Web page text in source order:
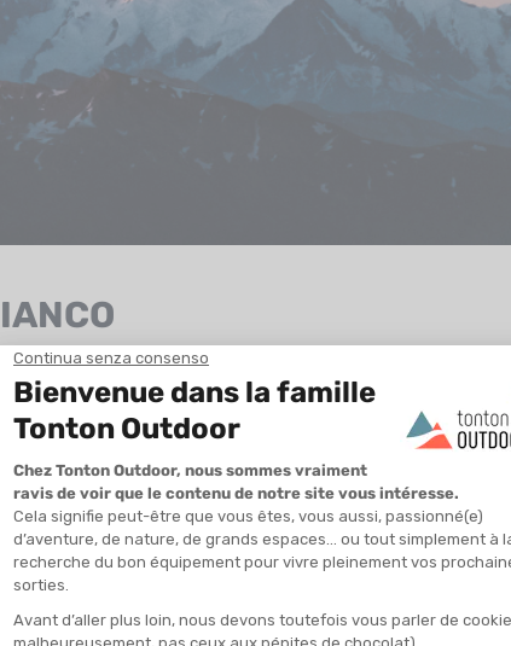
francesi, con partenza da Chamonix!
attraversando itre paesi che lo circondano: Francia,
considerato tra ipiù belli di tutta la Francia! Il TMB può essere
Qui vi presentiamo l’itinerario in senso antiorario, il più battuto
o se la distanza vi sembra troppo impegnativa, esistono
pubblici per velocizzare l’avventura o ridurre le tappe.